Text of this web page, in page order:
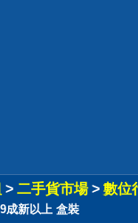
> 二手貨市場 > 數位
成新以上 盒裝